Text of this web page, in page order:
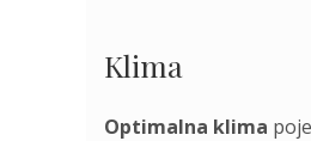
Klima
Optimalna klima